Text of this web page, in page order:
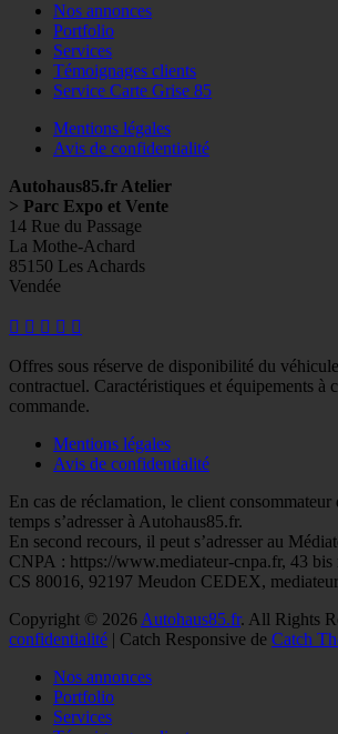
Nos annonces
Portfolio
Services
Témoignages clients
Service Carte Grise 85
Mentions légales
Avis de confidentialité
Autohaus85.fr Atelier
> Parc Expo et Vente
14 Rue du Passage
La Mothe-Achard
85150 Les Achards
Vendée
Facebook
Googleplus
E- Instagram
Offres sous réserve de disponibilité du
contractuel. Caractéristiques et équipements à
commande.
Mentions légales
Avis de confidentialité
En cas de réclamation, le client
temps s’adresser à Autohaus85.fr.
En second recours, il peut s’adresser au
CNPA : https://www.mediateur-cnpa.fr, 43 bis
CS 80016, 92197 Meudon CEDEX,
Copyright © 2026Autohaus85.fr. All Rights
confidentialité | Catch Responsive de Catch
remonterNos annonces
Portfolio
Services